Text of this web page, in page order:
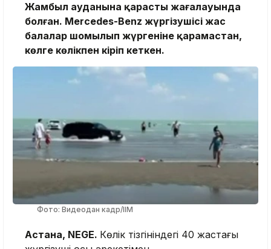
Жамбыл ауданына қарасты жағалауында
болған. Mercedes-Benz жүргізушісі жас
балалар шомылып жүргеніне қарамастан,
көлге көлікпен кіріп кеткен.
Фото: Видеодан кадр/ІІМ
Астана, NEGE. Көлік тізгініндегі 40 жастағы